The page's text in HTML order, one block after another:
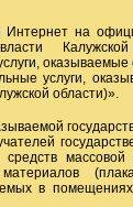
на
власти
оказываемые
услуги,
области)».
средств
в